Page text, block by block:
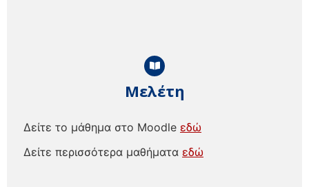
Μελέτη
Δείτε το μάθημα στο Moodle εδώ
Δείτε περισσότερα μαθήματα εδώ